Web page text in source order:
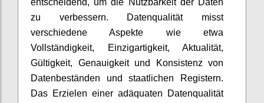
entscheidend, um die Nutzbarkeit der Daten
zu verbessern. Datenqualität misst
verschiedene Aspekte wie etwa
Vollständigkeit, Einzigartigkeit, Aktualität,
Gültigkeit, Genauigkeit und Konsistenz von
Datenbeständen und staatlichen Registern.
Das Erzielen einer adäquaten Datenqualität